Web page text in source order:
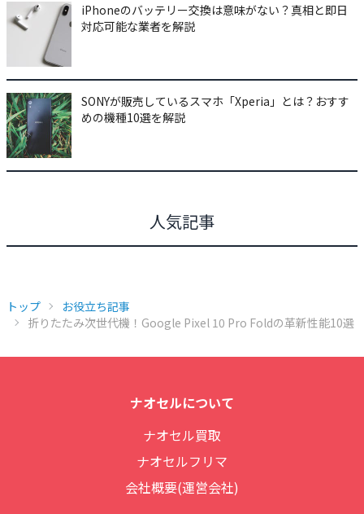
iPhoneのバッテリー交換は意味がない？真相と即日
対応可能な業者を解説
SONYが販売しているスマホ「Xperia」とは？おすす
めの機種10選を解説
人気記事
トップ
お役立ち記事
折りたたみ次世代機！Google Pixel 10 Pro Foldの革新性能10選
ナオセルについて
ナオセル買取
ナオセルフリマ
会社概要(運営会社)